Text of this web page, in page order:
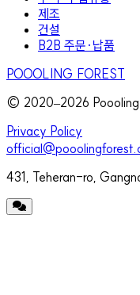
제조
건설
B2B 주문·납품
POOOLING FOREST
© 2020–2026
Privacy Policy
431, Teheran-ro,